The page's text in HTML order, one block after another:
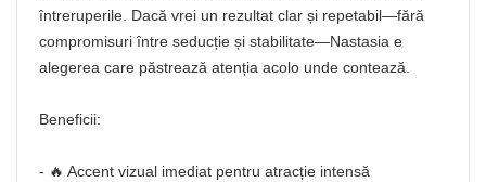
întreruperile. Dacă vrei un rezultat clar și repetabil—fără
compromisuri între seducție și stabilitate—Nastasia e
alegerea care păstrează atenția acolo unde contează.
Beneficii:
- 🔥 Accent vizual imediat pentru atracție intensă